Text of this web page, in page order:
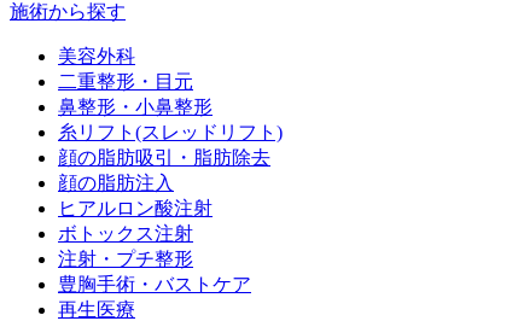
施術から探す
美容外科
二重整形・目元
鼻整形・小鼻整形
糸リフト(スレッドリフト)
顔の脂肪吸引・脂肪除去
顔の脂肪注入
ヒアルロン酸注射
ボトックス注射
注射・プチ整形
豊胸手術・バストケア
再生医療